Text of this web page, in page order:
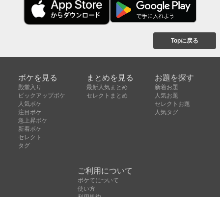
Topに戻る
ボケを見る
殿堂入り
ピックアップボケ
人気ボケ
注目ボケ
急上昇ボケ
新着ボケ
セレクト
タグ
まとめを見る
最新人気まとめ
セレクトまとめ
お題を探す
新着お題
人気お題
セレクトお題
人気タグ
ご利用について
ボケてについて
使い方